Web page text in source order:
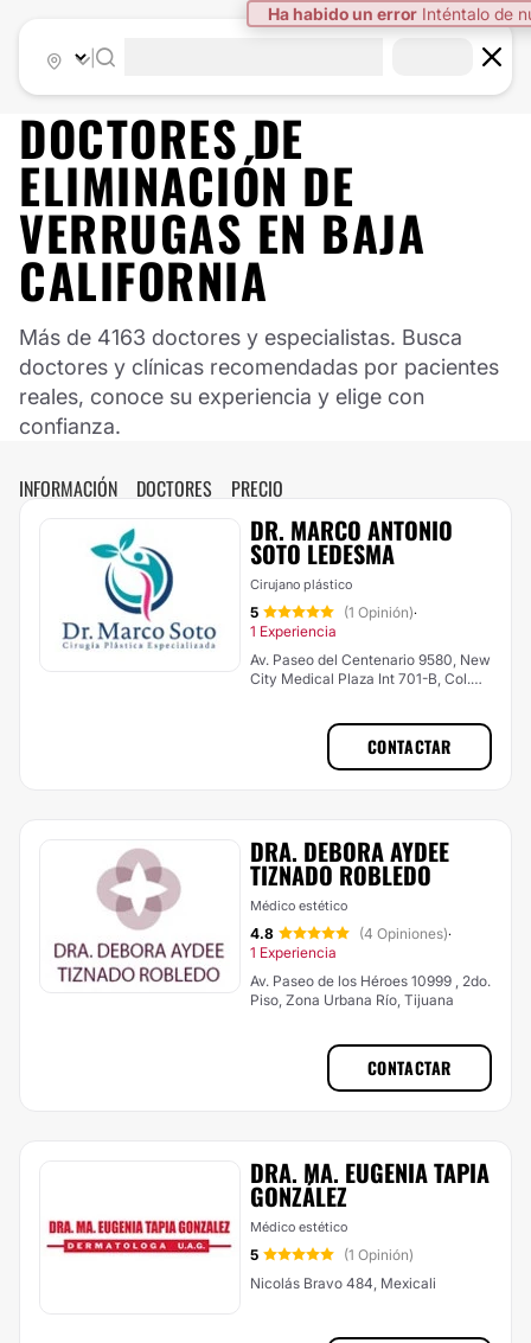
DOCTORES DE
ELIMINACIÓN DE
VERRUGAS EN BAJA
CALIFORNIA
Más de 4163 doctores y especialistas. Busca
doctores y clínicas recomendadas por pacientes
reales, conoce su experiencia y elige con
confianza.
INFORMACIÓN DOCTORES PRECIO
DR. MARCO ANTONIO
SOTO LEDESMA
Cirujano plástico
5 (1 Opinión)·
1 Experiencia
Av. Paseo del Centenario 9580, New
City Medical Plaza Int 701-B, Col.
CONTACTAR
DRA. DEBORA AYDEE
TIZNADO ROBLEDO
Médico estético
4.8 (4 Opiniones)·
1 Experiencia
Av. Paseo de los Héroes 10999 , 2do.
Piso, Zona Urbana Río, Tijuana
CONTACTAR
DRA. MA. EUGENIA TAPIA
GONZÁLEZ
Médico estético
5
(1 Opinión)
Nicolás Bravo 484, Mexicali